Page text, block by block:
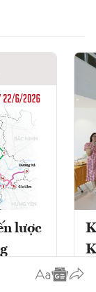
lược